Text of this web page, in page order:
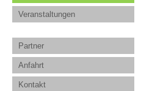
Veranstaltungen
Partner
Anfahrt
Kontakt